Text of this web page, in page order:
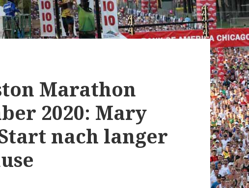
Marathon
2020: Mary
nach langer